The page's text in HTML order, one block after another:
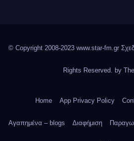
© Copyright 2008-2023 www.star-fm.gr
Rights Reserved. by
Home App Privacy Policy
Αγαπημένα – blogs Διαφήμιση